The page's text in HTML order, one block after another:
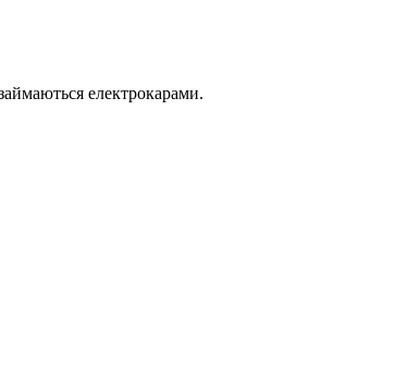
електрокарами.